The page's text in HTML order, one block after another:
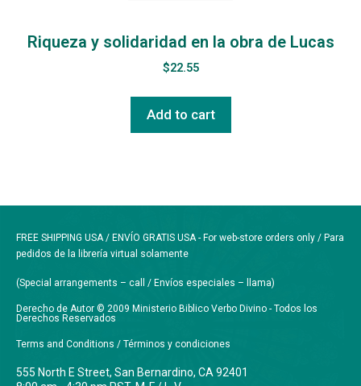
Riqueza y solidaridad en la obra de Lucas
$22.55
Add to cart
FREE SHIPPING USA / ENVÍO GRATIS USA - For web-store orders only / Para
pedidos de la librería virtual solamente
(Special arrangements – call / Envíos especiales – llama)
Derecho de Autor © 2009 Ministerio Biblico Verbo Divino - Todos los
Derechos Reservados
Terms and Conditions / Términos y condiciones
555 North E Street, San Bernardino, CA 92401